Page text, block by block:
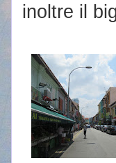
inoltre il